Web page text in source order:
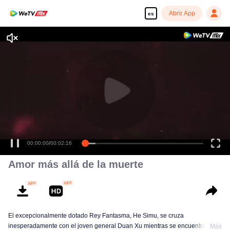
es Abrir App
00:00:00/00:02:16
Amor más allá de la muerte
El excepcionalmente dotado Rey Fantasma, He Simu, se cruza
inesperadamente con el joven general Duan Xu mientras se encuentra deMás